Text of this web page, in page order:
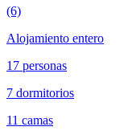
(6)
Alojamiento entero
17 personas
7 dormitorios
11 camas